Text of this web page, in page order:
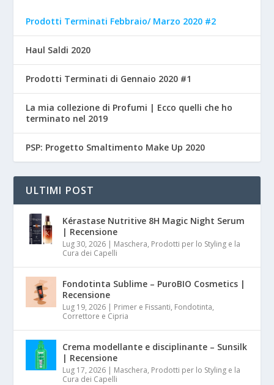
Prodotti Terminati Febbraio/ Marzo 2020 #2
Haul Saldi 2020
Prodotti Terminati di Gennaio 2020 #1
La mia collezione di Profumi | Ecco quelli che ho
terminato nel 2019
PSP: Progetto Smaltimento Make Up 2020
ULTIMI POST
Kérastase Nutritive 8H Magic Night Serum
| Recensione
Lug 30, 2026 | Maschera, Prodotti per lo Styling e la
Cura dei Capelli
Fondotinta Sublime – PuroBIO Cosmetics |
Recensione
Lug 19, 2026 | Primer e Fissanti, Fondotinta,
Correttore e Cipria
Crema modellante e disciplinante – Sunsilk
| Recensione
Lug 17, 2026 | Maschera, Prodotti per lo Styling e la
Cura dei Capelli